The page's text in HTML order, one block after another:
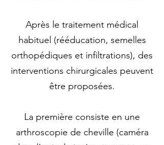
Après le traitement médical
habituel (rééducation, semelles
orthopédiques et infiltrations), des
interventions chirurgicales peuvent
être proposées.
La première consiste en une
arthroscopie de cheville (caméra